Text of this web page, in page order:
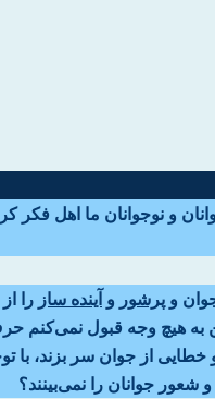
و نوجوانان ما اهل فکر
و پرشور و آینده ساز را
من به هیچ وجه قبول نمی‌کنم
از جوان سر بزند، با
و شعور جوانان را نمی‌بینند؟